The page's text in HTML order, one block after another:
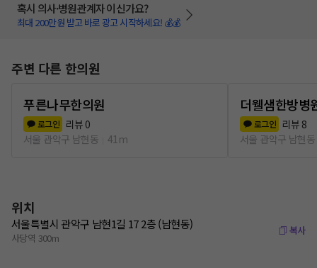
혹시 의사·병원관계자 이신가요?
최대 200만원 받고 바로 광고 시작하세요! 💰💰
주변 다른 한의원
푸른나무한의원
로그인 리뷰 0
서울 관악구 남현동
41m
더웰샘한방병
로그인 리뷰 8
서울 관악구 남현동
위치
서울특별시 관악구 남현1길 17 2층 (남현동)
사당역 300m
복사